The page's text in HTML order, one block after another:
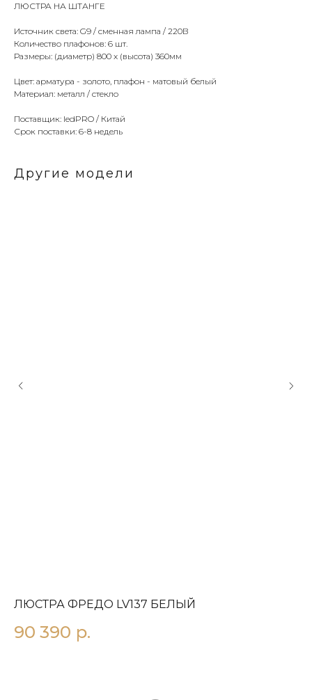
ЛЮСТРА НА ШТАНГЕ
Источник света: G9 / сменная лампа / 220В
Количество плафонов: 6 шт.
Размеры: (диаметр) 800 x (высота) 360мм
Цвет: арматура - золото, плафон - матовый белый
Материал: металл / стекло
Поставщик: ledPRO / Китай
Срок поставки: 6-8 недель
Другие модели
ЛЮСТРА ФРЕДО LV137 БЕЛЫЙ
90 390 р.